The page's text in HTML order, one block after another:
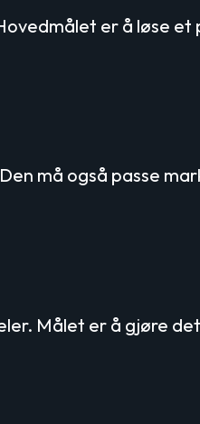
er å løse et
må også passe
Målet er å gjøre